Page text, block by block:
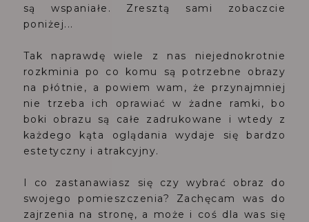
są wspaniałe. Zresztą sami zobaczcie
poniżej...
Tak naprawdę wiele z nas niejednokrotnie
rozkminia po co komu są potrzebne obrazy
na płótnie, a powiem wam, że przynajmniej
nie trzeba ich oprawiać w żadne ramki, bo
boki obrazu są całe zadrukowane i wtedy z
każdego kąta oglądania wydaje się bardzo
estetyczny i atrakcyjny.
I co zastanawiasz się czy wybrać obraz do
swojego pomieszczenia? Zachęcam was do
zajrzenia na stronę, a może i coś dla was się